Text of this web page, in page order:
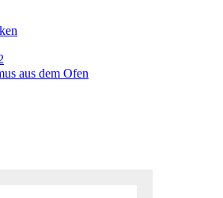
aus dem Ofen